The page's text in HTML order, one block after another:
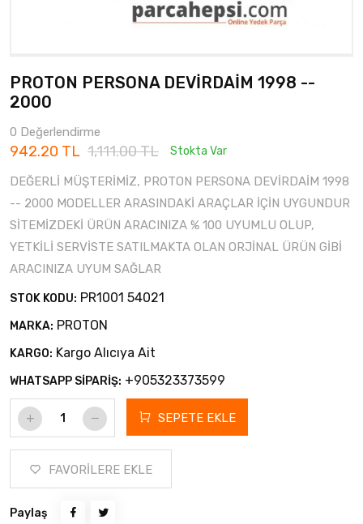
PROTON PERSONA DEVİRDAİM 1998 --
2000
0 Değerlendirme
942.20 TL 1,111.00 TL Stokta Var
DEĞERLİ MÜŞTERİMİZ, PROTON PERSONA DEVİRDAİM 1998
-- 2000 MODELLER ARASINDAKİ ARAÇLAR İÇİN UYGUNDUR
SİTEMİZDEKİ ÜRÜN ARACINIZA % 100 UYUMLU OLUP,
YETKİLİ SERVİSTE SATILMAKTA OLAN ORJİNAL ÜRÜN GİBİ
ARACINIZA UYUM SAĞLAR
STOK KODU: PR1001 54021
MARKA: PROTON
KARGO: Kargo Alıcıya Ait
WHATSAPP SİPARİŞ: +905323373599
SEPETE EKLE
FAVORİLERE EKLE
Paylaş